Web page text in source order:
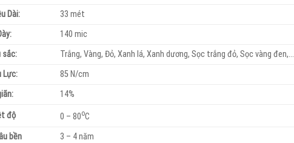
Dài:
33 mét
140 mic
sắc:
Trắng, Vàng, Đỏ, Xanh lá, Xanh dương, Sọc trắng đỏ, Sọc vàng đen,…
Lực:
85 N/cm
14%
độ 0 – 80oC
bền
3 – 4 năm